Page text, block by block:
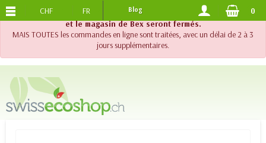
!! Important !! Jusqu'au 20 août 2026, le support téléphonique
et le magasin de Bex seront fermés.
MAIS TOUTES les commandes en ligne sont traitées, avec un délai de 2 à 3
jours supplémentaires.
PORTS OFFERTS DES 120.-
CHF FR Blog 0